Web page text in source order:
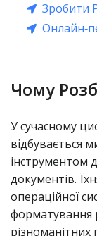
Зробити
Чому
У сучасному
відбувається
інструментом
документів.
операційної
форматування
різноманітних